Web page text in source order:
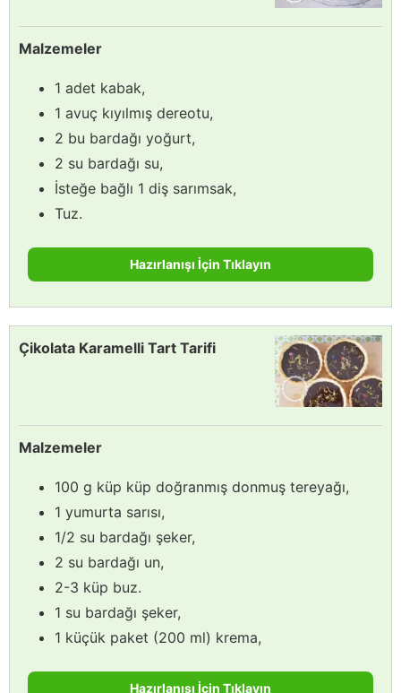
Malzemeler
1 adet kabak,
1 avuç kıyılmış dereotu,
2 bu bardağı yoğurt,
2 su bardağı su,
İsteğe bağlı 1 diş sarımsak,
Tuz.
Hazırlanışı İçin Tıklayın
Çikolata Karamelli Tart Tarifi
Malzemeler
100 g küp küp doğranmış donmuş tereyağı,
1 yumurta sarısı,
1/2 su bardağı şeker,
2 su bardağı un,
2-3 küp buz.
1 su bardağı şeker,
1 küçük paket (200 ml) krema,
Hazırlanışı İçin Tıklayın